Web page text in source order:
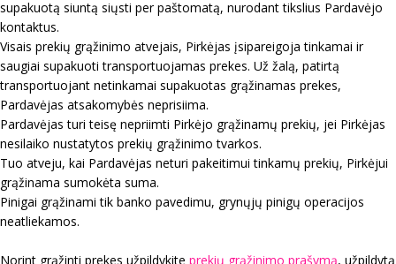
supakuotą siuntą siųsti per paštomatą, nurodant tikslius Pardavėjo
kontaktus.
Visais prekių grąžinimo atvejais, Pirkėjas įsipareigoja tinkamai ir
saugiai supakuoti transportuojamas prekes. Už žalą, patirtą
transportuojant netinkamai supakuotas grąžinamas prekes,
Pardavėjas atsakomybės neprisiima.
Pardavėjas turi teisę nepriimti Pirkėjo grąžinamų prekių, jei Pirkėjas
nesilaiko nustatytos prekių grąžinimo tvarkos.
Tuo atveju, kai Pardavėjas neturi pakeitimui tinkamų prekių, Pirkėjui
grąžinama sumokėta suma.
Pinigai grąžinami tik banko pavedimu, grynųjų pinigų operacijos
neatliekamos.
Norint grąžinti prekes užpildykite prekių grąžinimo prašymą, užpildytą